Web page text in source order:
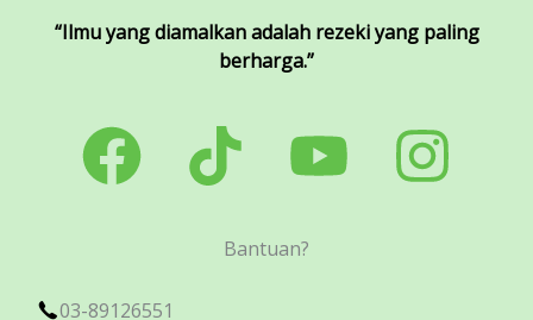
“Ilmu yang diamalkan adalah rezeki yang paling
berharga.”
Bantuan?
03-89126551